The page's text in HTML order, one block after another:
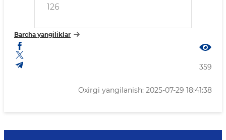
126
Barcha yangiliklar
359
Oxirgi yangilanish: 2025-07-29 18:41:38